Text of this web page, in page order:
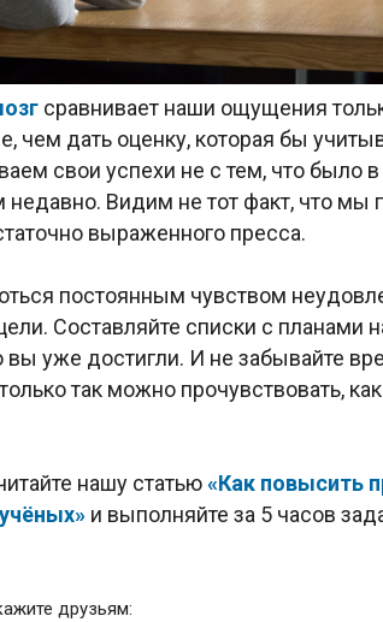
сравнивает наши ощущения
чем дать оценку, которая бы
свои успехи не с тем, что было в
недавно. Видим не тот факт, что мы
выраженного пресса.
постоянным чувством
Составляйте списки с планами
вы уже достигли. И не забывайте
так можно прочувствовать,
нашу статью«Как повысить
и выполняйте за 5 часов
друзьям: